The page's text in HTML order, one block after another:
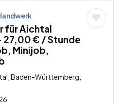
für Aichtal
€ / Stunde
Minijob,
Baden-Württemberg,